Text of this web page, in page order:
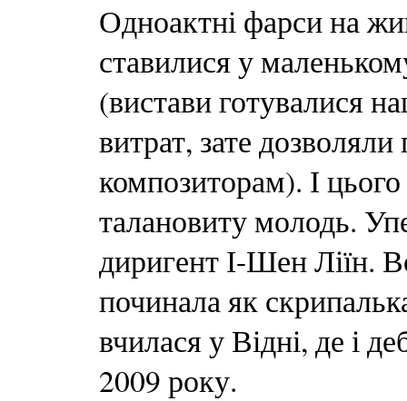
Одноактні фарси на
ставилися у
(вистави готувалися
витрат, зате
композиторам). І
талановиту молодь.
диригент І-Шен Ліїн.
починала як
вчилася у Відні, де і
2009 року.